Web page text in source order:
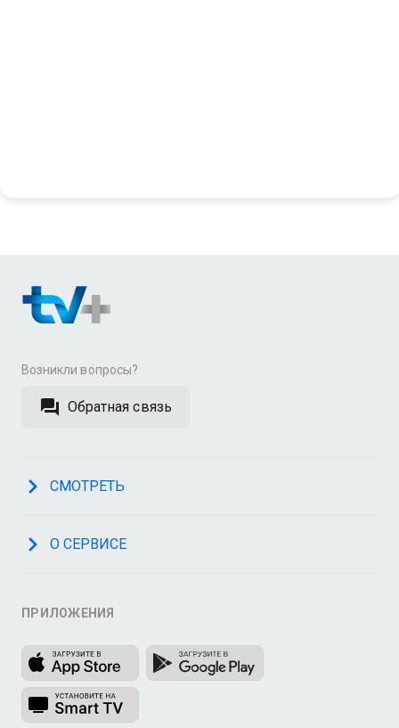
Возникли вопросы?
Обратная связь
СМОТРЕТЬ
О СЕРВИСЕ
ПРИЛОЖЕНИЯ